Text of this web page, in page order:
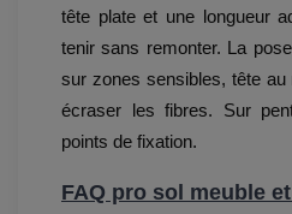
tête plate et une longueur
tenir sans remonter. La
sur zones sensibles, tête
écraser les fibres. Sur
points de fixation.
FAQ pro sol meuble